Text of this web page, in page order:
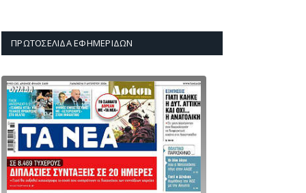
ΠΡΩΤΟΣΈΛΙΔΑ ΕΦΗΜΕΡΊΔΩΝ